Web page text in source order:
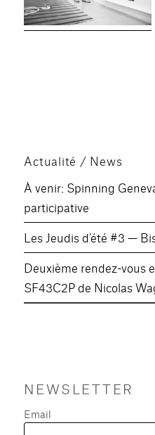
Actualité / News
À venir: Spinning
participative
Les Jeudis d’été #3 —
Deuxième rendez-vous
SF43C2P de Nicolas
NEWSLETTER
Email